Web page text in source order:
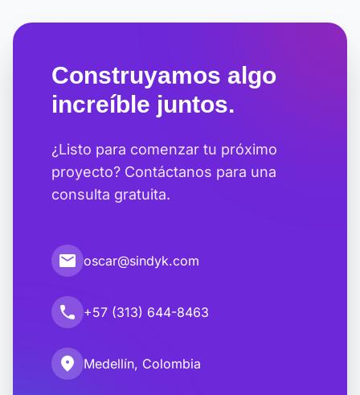
Construyamos algo
increíble juntos.
¿Listo para comenzar tu próximo
proyecto? Contáctanos para una
consulta gratuita.
email oscar@sindyk.com
call +57 (313) 644-8463
location_on Medellín, Colombia